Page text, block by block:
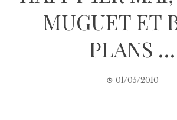
MUGUET ET
PLANS …
01/05/2010